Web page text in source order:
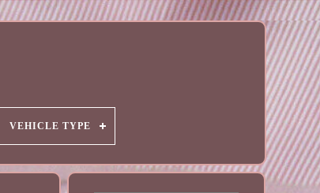
VEHICLE TYPE